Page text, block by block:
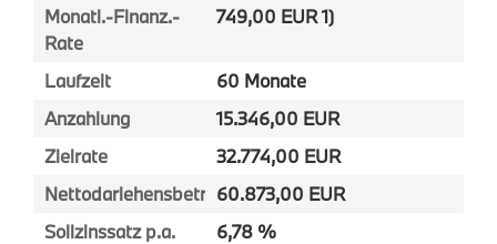
Monatl.-Finanz.-
Rate
749,00 EUR 1)
Laufzeit
60 Monate
Anzahlung
15.346,00 EUR
Zielrate
32.774,00 EUR
Nettodarlehensbetrag60.873,00 EUR
Sollzinssatz p.a.
6,78 %